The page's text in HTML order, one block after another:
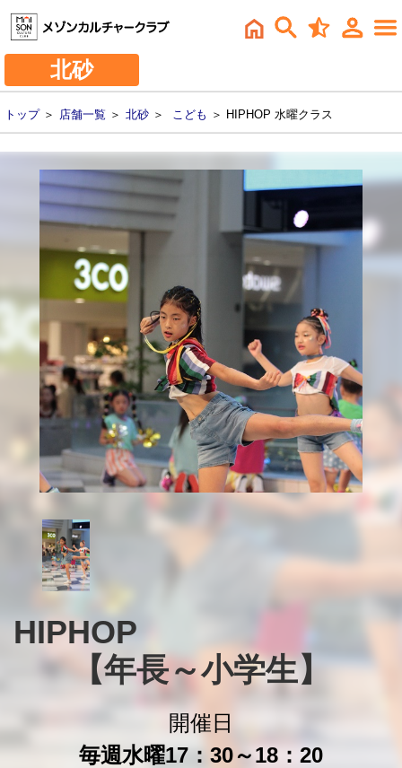
北砂
トップ＞ 店舗一覧 ＞ 北砂 ＞ こども ＞ HIPHOP 水曜クラス
【年長～小学生】
開催日
毎週水曜17：30～18：20